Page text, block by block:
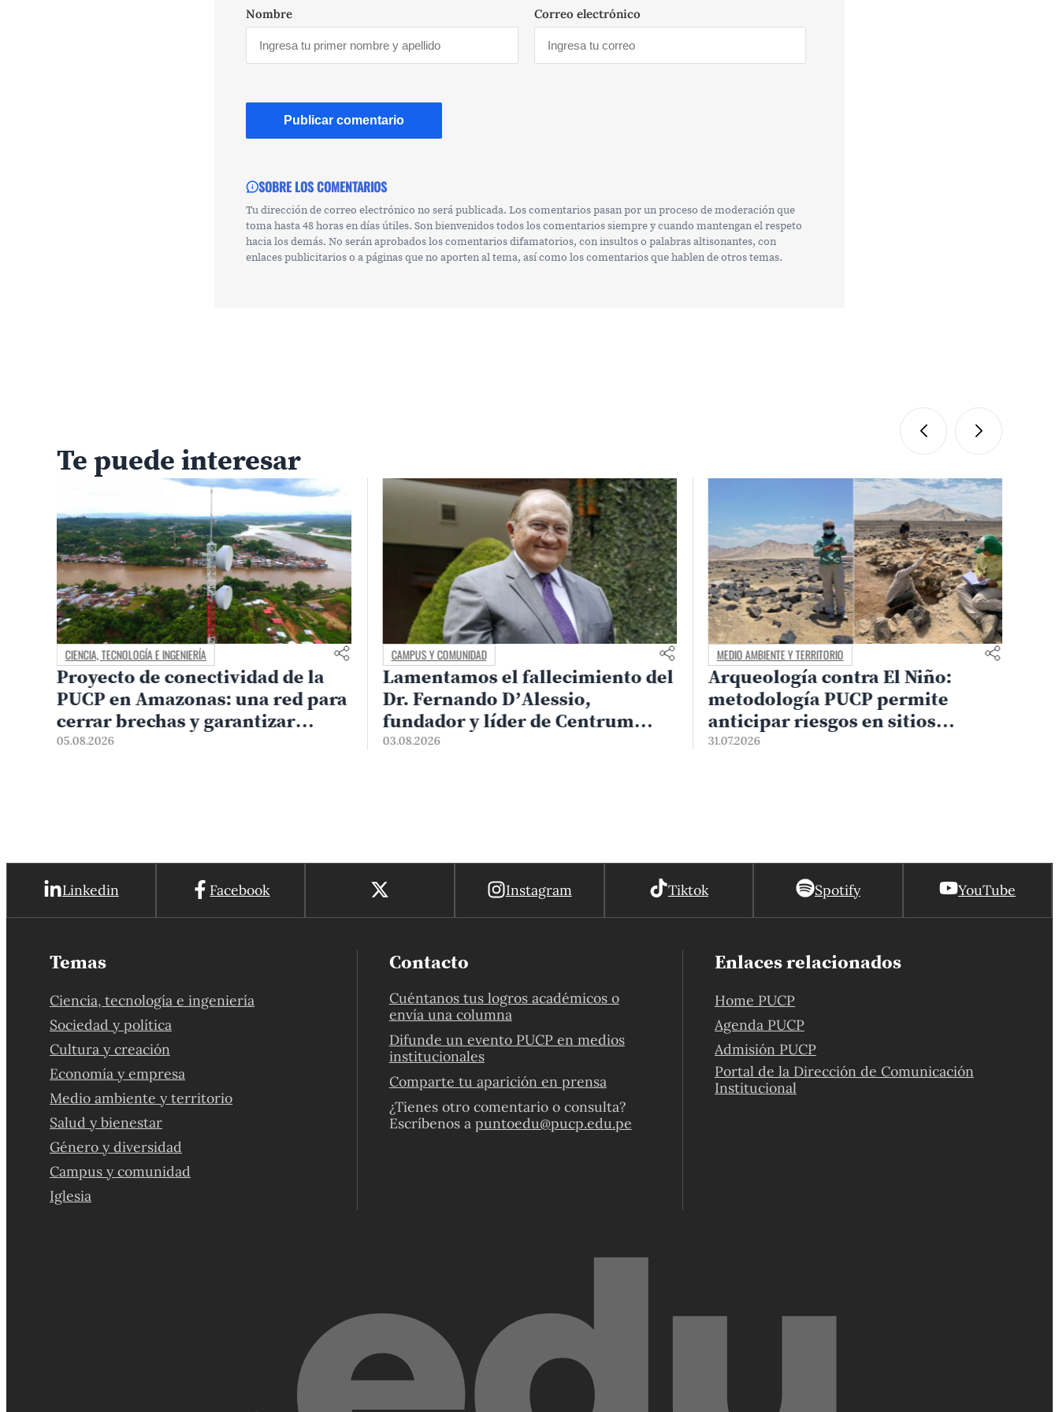
Nombre Correo electrónico
SOBRE LOS COMENTARIOS
Tu dirección de correo electrónico no será publicada. Los comentarios pasan por un proceso de moderación que
toma hasta 48 horas en días útiles. Son bienvenidos todos los comentarios siempre y cuando mantengan el respeto
hacia los demás. No serán aprobados los comentarios difamatorios, con insultos o palabras altisonantes, con
enlaces publicitarios o a páginas que no aporten al tema, así como los comentarios que hablen de otros temas.
Te puede interesar
CIENCIA, TECNOLOGÍA E INGENIERÍA
Proyecto de conectividad de la
PUCP en Amazonas: una red para
cerrar brechas y garantizar
derechos
05.08.2026
CAMPUS Y COMUNIDAD
Lamentamos el fallecimiento del
Dr. Fernando D’Alessio,
fundador y líder de Centrum
PUCP
03.08.2026
MEDIO AMBIENTE Y TERRITORIO
Arqueología contra El Niño:
metodología PUCP permite
anticipar riesgos en sitios
arqueológicos
31.07.2026
Linkedin Facebook Instagram Tiktok Spotify YouTube
Temas
Ciencia, tecnología e ingeniería
Sociedad y política
Cultura y creación
Economía y empresa
Medio ambiente y territorio
Salud y bienestar
Género y diversidad
Campus y comunidad
Iglesia
Contacto
Cuéntanos tus logros académicos o
envía una columna
Difunde un evento PUCP en medios
institucionales
Comparte tu aparición en prensa
¿Tienes otro comentario o consulta?
Escríbenos a puntoedu@pucp.edu.pe
Enlaces relacionados
Home PUCP
Agenda PUCP
Admisión PUCP
Portal de la Dirección de Comunicación
Institucional